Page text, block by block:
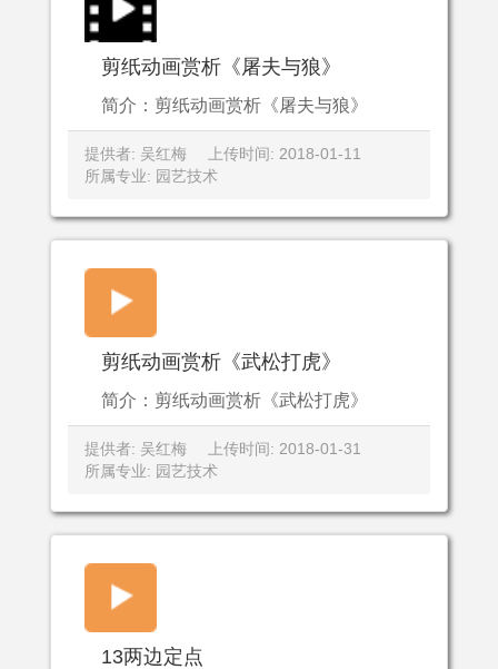
剪纸动画赏析《屠夫与狼》
简介：剪纸动画赏析《屠夫与狼》
提供者: 吴红梅
上传时间: 2018-01-11
所属专业: 园艺技术
剪纸动画赏析《武松打虎》
简介：剪纸动画赏析《武松打虎》
提供者: 吴红梅
上传时间: 2018-01-31
所属专业: 园艺技术
13两边定点